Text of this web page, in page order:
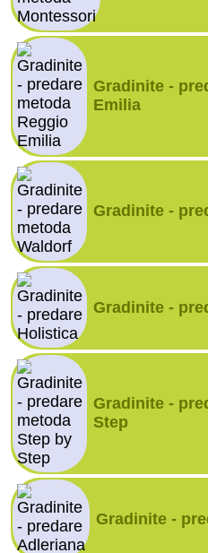
Gradinite -
Emilia
Gradinite -
Gradinite -
Gradinite -
Step
Gradinite -